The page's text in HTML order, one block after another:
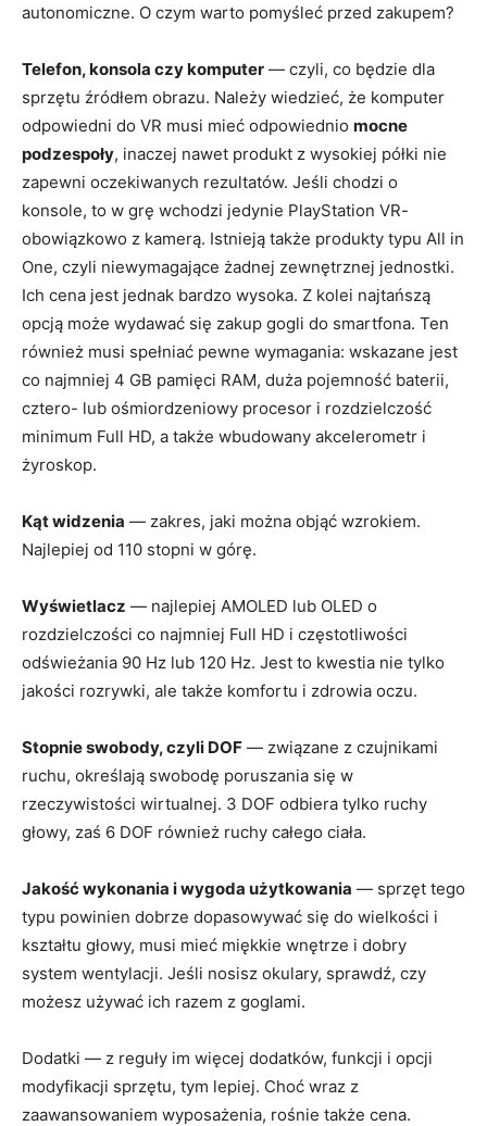
autonomiczne. O czym warto pomyśleć przed zakupem?
Telefon, konsola czy komputer — czyli, co będzie dla
sprzętu źródłem obrazu. Należy wiedzieć, że komputer
odpowiedni do VR musi mieć odpowiednio mocne
podzespoły, inaczej nawet produkt z wysokiej półki nie
zapewni oczekiwanych rezultatów. Jeśli chodzi o
konsole, to w grę wchodzi jedynie PlayStation VR-
obowiązkowo z kamerą. Istnieją także produkty typu All in
One, czyli niewymagające żadnej zewnętrznej jednostki.
Ich cena jest jednak bardzo wysoka. Z kolei najtańszą
opcją może wydawać się zakup gogli do smartfona. Ten
również musi spełniać pewne wymagania: wskazane jest
co najmniej 4 GB pamięci RAM, duża pojemność baterii,
cztero- lub ośmiordzeniowy procesor i rozdzielczość
minimum Full HD, a także wbudowany akcelerometr i
żyroskop.
Kąt widzenia — zakres, jaki można objąć wzrokiem.
Najlepiej od 110 stopni w górę.
Wyświetlacz — najlepiej AMOLED lub OLED o
rozdzielczości co najmniej Full HD i częstotliwości
odświeżania 90 Hz lub 120 Hz. Jest to kwestia nie tylko
jakości rozrywki, ale także komfortu i zdrowia oczu.
Stopnie swobody, czyli DOF — związane z czujnikami
ruchu, określają swobodę poruszania się w
rzeczywistości wirtualnej. 3 DOF odbiera tylko ruchy
głowy, zaś 6 DOF również ruchy całego ciała.
Jakość wykonania i wygoda użytkowania — sprzęt tego
typu powinien dobrze dopasowywać się do wielkości i
kształtu głowy, musi mieć miękkie wnętrze i dobry
system wentylacji. Jeśli nosisz okulary, sprawdź, czy
możesz używać ich razem z goglami.
Dodatki — z reguły im więcej dodatków, funkcji i opcji
modyfikacji sprzętu, tym lepiej. Choć wraz z
zaawansowaniem wyposażenia, rośnie także cena.